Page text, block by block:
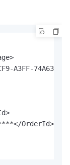
A3FF-
OrderId>